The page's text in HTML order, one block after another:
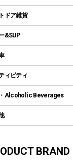
ラソル
トアクセサリー
グ
ランドシート
ガイドロープ
ール
、アミ
火台&ストーブ
こし
ベキューツール
・着火剤・炭
カーセット
ラカップ
キングツール
フ
ラリー
カップ、カップ
ップ付きタイプ
ンタッチタイプ
スチックボトル
ズニーボトル
ラーバッグ
ータージャグ
剤
トドアキャリー
ドア雑貨
クパック&バッグ
ュック、バックパック
トートバッグ、サコッシュ
ョッピングキャリー
他アウトドア雑貨
イン
&SUP
フレータブル
ック
ル
メット
たたみ自転車
ーツサイクル
ィサイクル
車用アクセサリー
ィビティ
ン
ッシュガード
ント
Alcoholic Beverages
んぽ BRAND